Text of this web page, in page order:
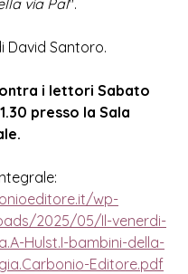
via Pal".
David Santoro.
i lettori Sabato
presso la Sala
wp-
2025/05/Il-venerdi-
Hulst.I-bambini-della-
Editore.pdf